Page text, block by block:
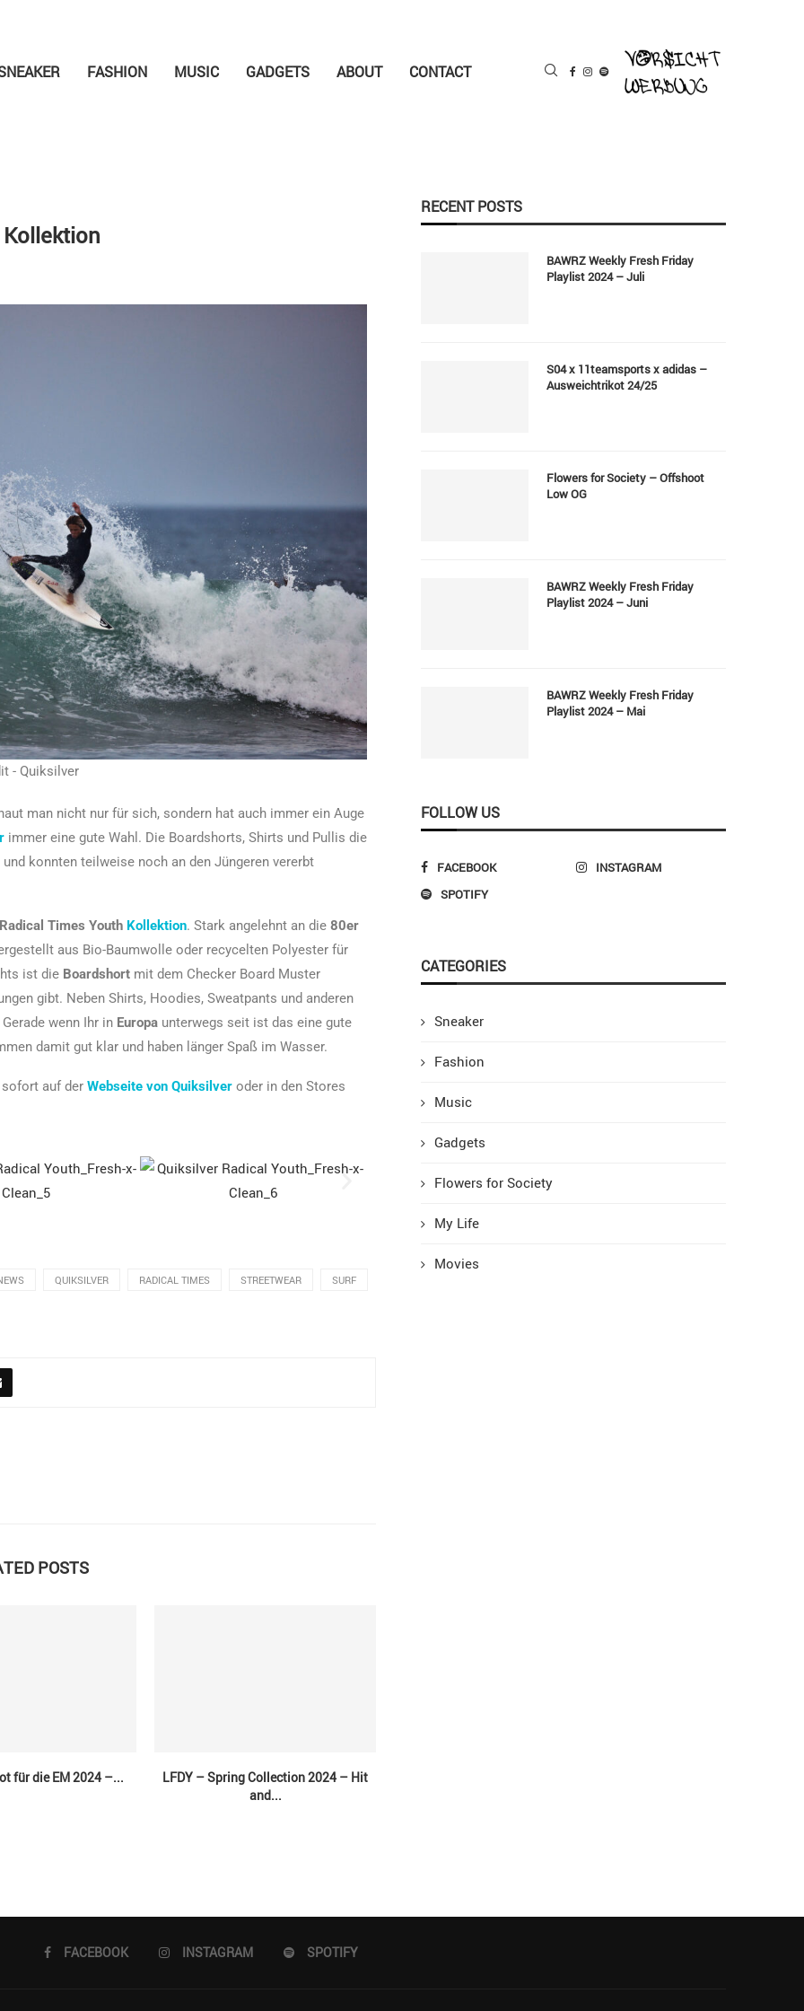
FASHION MUSIC GADGETS ABOUT CONTACT
- Quiksilver
man nicht nur für sich, sondern hat auch immer ein Auge
immer eine gute Wahl. Die Boardshorts, Shirts und Pullis die
konnten teilweise noch an den Jüngeren vererbt
Times Youth Kollektion. Stark angelehnt an die 80er
aus Bio-Baumwolle oder recycelten Polyester für
ist die Boardshort mit dem Checker Board Muster
gibt. Neben Shirts, Hoodies, Sweatpants und anderen
wenn Ihr in Europa unterwegs seit ist das eine gute
damit gut klar und haben länger Spaß im Wasser.
auf der Webseite von Quiksilver oder in den Stores
QUIKSILVER RADICAL TIMES STREETWEAR SURF
POSTS
für die EM 2024 –...
LFDY – Spring Collection 2024 – Hit
and...
RECENT POSTS
BAWRZ Weekly Fresh Friday
Playlist 2024 – Juli
S04 x 11teamsports x adidas –
Ausweichtrikot 24/25
Flowers for Society – Offshoot
Low OG
BAWRZ Weekly Fresh Friday
Playlist 2024 – Juni
BAWRZ Weekly Fresh Friday
Playlist 2024 – Mai
FOLLOW US
FACEBOOK
INSTAGRAM
SPOTIFY
CATEGORIES
Sneaker
Fashion
Music
Gadgets
Flowers for Society
My Life
Movies
FACEBOOK INSTAGRAM SPOTIFY